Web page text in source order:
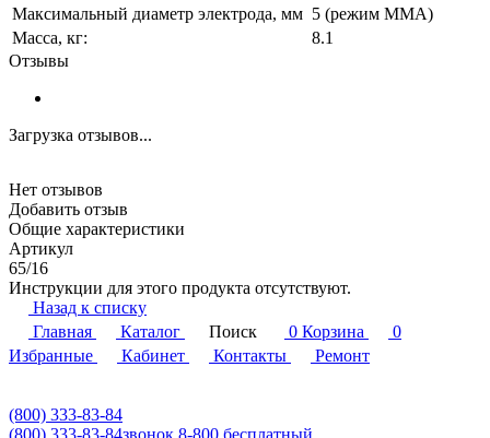
Максимальный диаметр электрода, мм 5 (режим ММА)
Масса, кг:
8.1
Отзывы
Загрузка отзывов...
Нет отзывов
Добавить отзыв
Общие характеристики
Артикул
65/16
Инструкции для этого продукта отсутствуют.
Назад к списку
Главная
Каталог Поиск 0 Корзина
0
Избранные
Кабинет Контакты Ремонт
(800) 333-83-84
(800) 333-83-84звонок 8-800 бесплатный